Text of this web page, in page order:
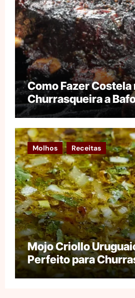
Como Fazer Costela
Churrasqueira a
Molhos Receitas
Mojo Criollo
Perfeito para